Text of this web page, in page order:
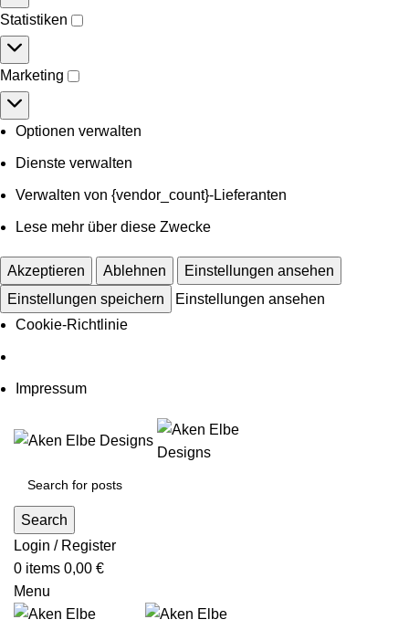
Statistiken
Marketing
Optionen verwalten
Dienste verwalten
Verwalten von {vendor_count}-Lieferanten
Lese mehr über diese Zwecke
Akzeptieren Ablehnen
Einstellungen ansehen
Einstellungen speichern
Einstellungen ansehen
Cookie-Richtlinie
Impressum
Search
Login / Register
0 items 0,00 €
Menu